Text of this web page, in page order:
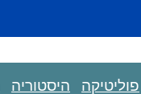
פוליטיקה היסטוריה